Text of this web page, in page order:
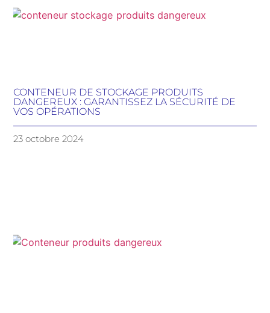
CONTENEUR DE STOCKAGE PRODUITS
DANGEREUX : GARANTISSEZ LA SÉCURITÉ DE
VOS OPÉRATIONS
23 octobre 2024